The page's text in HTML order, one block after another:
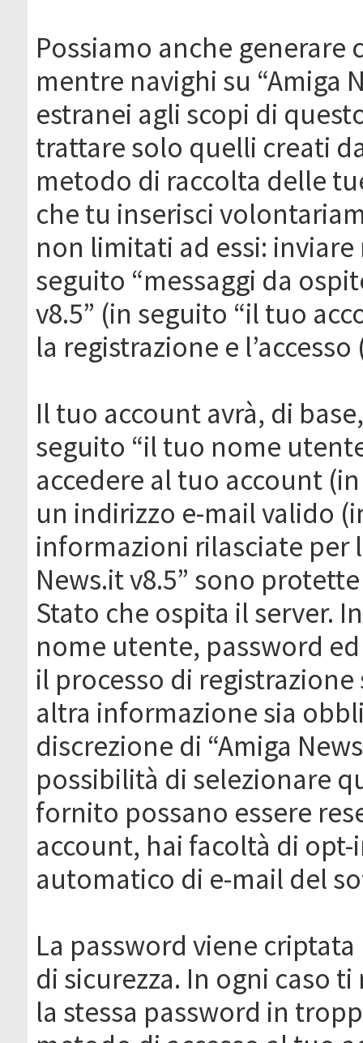
Possiamo anche
mentre navighi su “Amiga
estranei agli scopi di
trattare solo quelli creati
metodo di raccolta delle
che tu inserisci
non limitati ad essi:
seguito “messaggi da
v8.5” (in seguito “il tuo
la registrazione e
Il tuo account avrà, di
seguito “il tuo nome
accedere al tuo account
un indirizzo e-mail valido
informazioni rilasciate per
News.it v8.5” sono
Stato che ospita il server.
nome utente, password
il processo di registrazione
altra informazione sia
discrezione di “Amiga
possibilità di selezionare
fornito possano essere
account, hai facoltà di
automatico di e-mail del
La password viene
di sicurezza. In ogni caso
la stessa password in